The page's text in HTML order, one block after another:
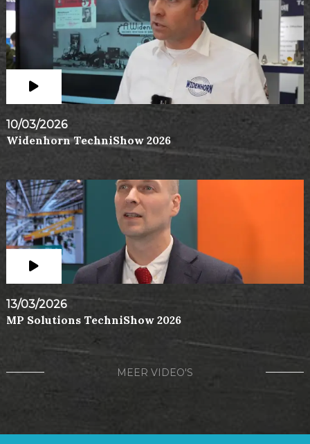
10/03/2026
Widenhorn TechniShow 2026
13/03/2026
MP Solutions TechniShow 2026
MEER VIDEO'S